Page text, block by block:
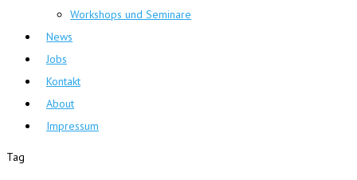
Workshops und Seminare
News
Jobs
Kontakt
About
Impressum
Tag